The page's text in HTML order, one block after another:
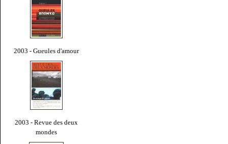
2003 - Gueules d'amour
2003 - Revue des deux
mondes